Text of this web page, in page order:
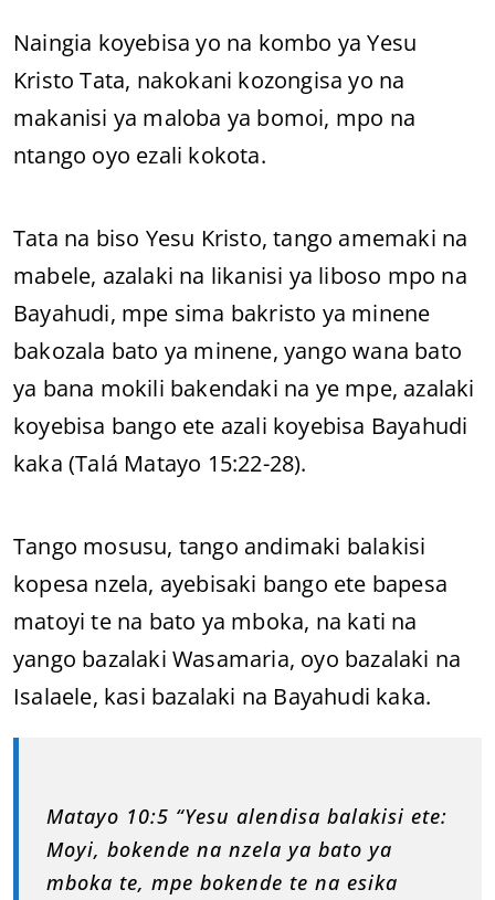
Naingia koyebisa yo na kombo ya Yesu
Kristo Tata, nakokani kozongisa yo na
makanisi ya maloba ya bomoi, mpo na
ntango oyo ezali kokota.
Tata na biso Yesu Kristo, tango amemaki na
mabele, azalaki na likanisi ya liboso mpo na
Bayahudi, mpe sima bakristo ya minene
bakozala bato ya minene, yango wana bato
ya bana mokili bakendaki na ye mpe, azalaki
koyebisa bango ete azali koyebisa Bayahudi
kaka (Talá Matayo 15:22-28).
Tango mosusu, tango andimaki balakisi
kopesa nzela, ayebisaki bango ete bapesa
matoyi te na bato ya mboka, na kati na
yango bazalaki Wasamaria, oyo bazalaki na
Isalaele, kasi bazalaki na Bayahudi kaka.
Matayo 10:5 “Yesu alendisa balakisi ete:
Moyi, bokende na nzela ya bato ya
mboka te, mpe bokende te na esika